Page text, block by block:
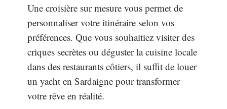
Une croisière sur mesure vous permet de
personnaliser votre itinéraire selon vos
préférences. Que vous souhaitiez visiter des
criques secrètes ou déguster la cuisine locale
dans des restaurants côtiers, il suffit de louer
un yacht en Sardaigne pour transformer
votre rêve en réalité.